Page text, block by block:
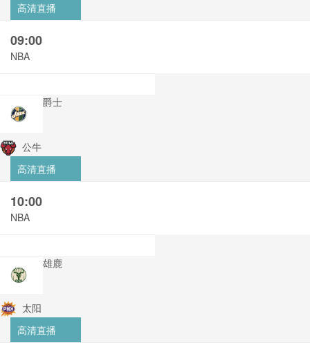
高清直播
09:00
NBA
爵士
公牛
高清直播
10:00
NBA
雄鹿
太阳
高清直播